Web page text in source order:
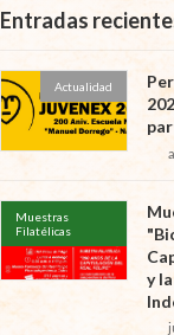
Entradas
Actualidad
Muestras
Filatélicas
y